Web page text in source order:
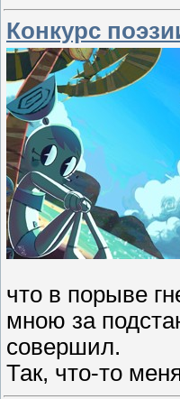
Конкурс
что в порыве
мною за
совершил.
Так, что-то